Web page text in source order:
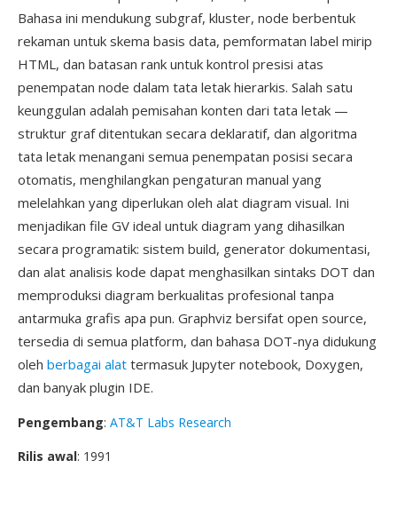
Bahasa ini mendukung subgraf, kluster, node berbentuk
rekaman untuk skema basis data, pemformatan label mirip
HTML, dan batasan rank untuk kontrol presisi atas
penempatan node dalam tata letak hierarkis. Salah satu
keunggulan adalah pemisahan konten dari tata letak —
struktur graf ditentukan secara deklaratif, dan algoritma
tata letak menangani semua penempatan posisi secara
otomatis, menghilangkan pengaturan manual yang
melelahkan yang diperlukan oleh alat diagram visual. Ini
menjadikan file GV ideal untuk diagram yang dihasilkan
secara programatik: sistem build, generator dokumentasi,
dan alat analisis kode dapat menghasilkan sintaks DOT dan
memproduksi diagram berkualitas profesional tanpa
antarmuka grafis apa pun. Graphviz bersifat open source,
tersedia di semua platform, dan bahasa DOT-nya didukung
oleh berbagai alat termasuk Jupyter notebook, Doxygen,
dan banyak plugin IDE.
Pengembang: AT&T Labs Research
Rilis awal: 1991